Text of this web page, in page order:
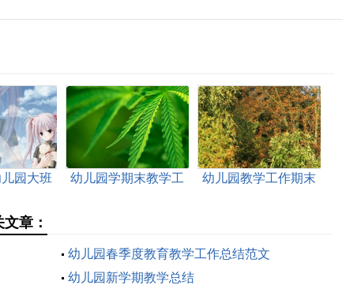
儿园大班
幼儿园学期末教学工
幼儿园教学工作期末
章：
幼儿园春季度教育教学工作总结范文
幼儿园新学期教学总结